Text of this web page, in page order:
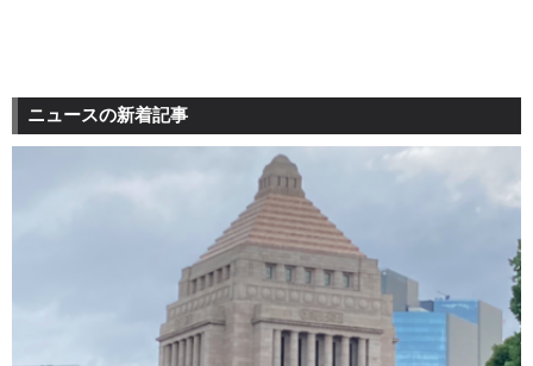
ニュースの新着記事